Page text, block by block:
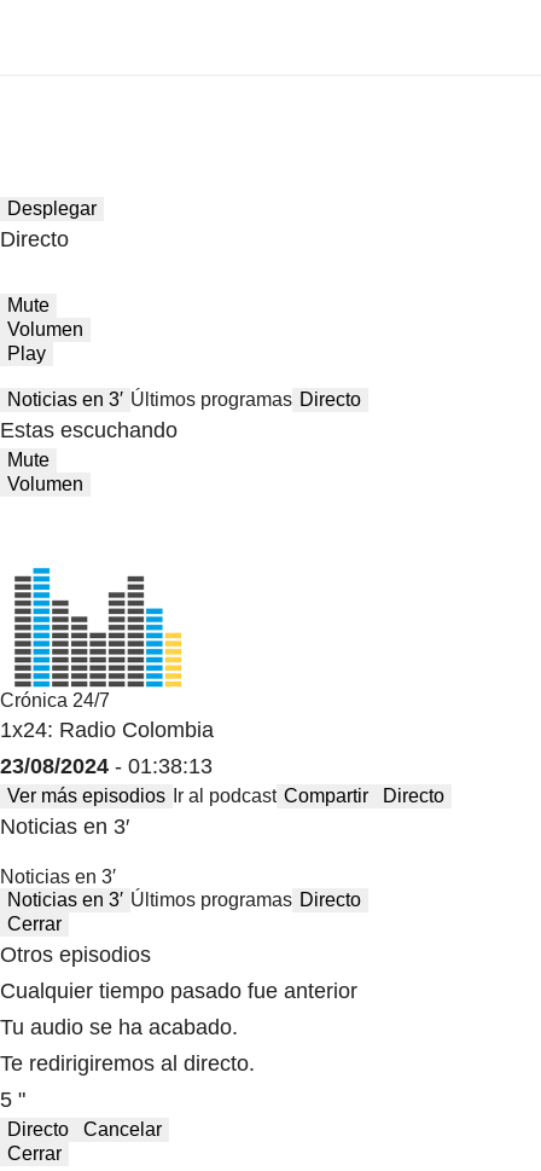
Desplegar
Directo
Mute
Volumen
Play
Noticias en 3′ Últimos programas Directo
Estas escuchando
Mute
Volumen
Crónica 24/7
1x24: Radio Colombia
23/08/2024 - 01:38:13
Ver más episodios Ir al podcast Compartir Directo
Noticias en 3′
Noticias en 3′
Noticias en 3′ Últimos programas Directo
Cerrar
Otros episodios
Cualquier tiempo pasado fue anterior
Tu audio se ha acabado.
Te redirigiremos al directo.
5 "
Directo
Cancelar
Cerrar